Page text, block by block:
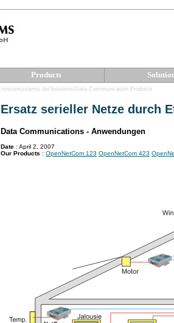
Products
>visionsystems.de/Solutions/Data Communication Products
Ersatz serieller Netze durch
Data Communications - Anwendungen
Date : April 2, 2007
Our Products : OpenNetCom 123 OpenNetCom 423